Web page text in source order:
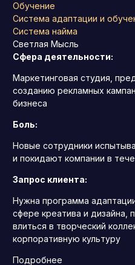
Обучение
Система адаптации и
Система найма
Светлая Мысль
Сфера деятельности:
Маркетинговая студия,
созданию рекламных
бизнеса
Боль:
Новые сотрудники
и покидают компании в
Запрос клиента:
Нужна программа
сфере креатива и
влиться в творческий
корпоративную культуру
Подробнее